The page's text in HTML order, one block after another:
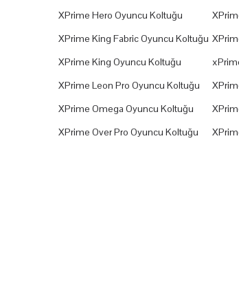
XPrime Hero Oyuncu Koltuğu
XPrime King Fabric Oyuncu Koltuğu
XPrime King Oyuncu Koltuğu
XPrime Leon Pro Oyuncu Koltuğu
XPrime Omega Oyuncu Koltuğu
XPrime Over Pro Oyuncu Koltuğu